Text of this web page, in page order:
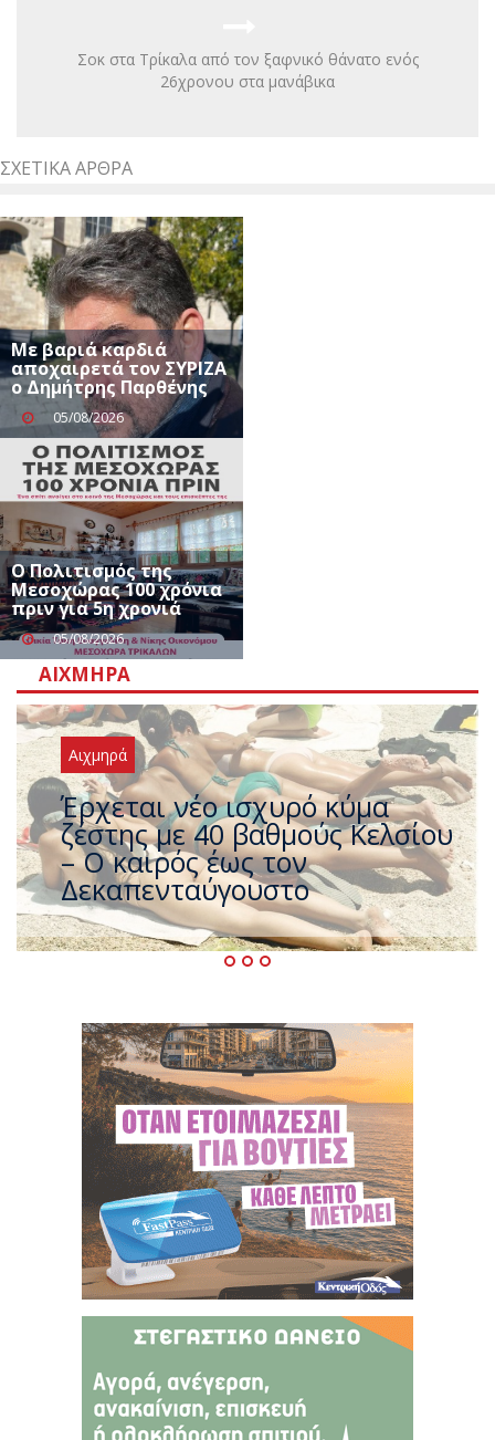
Σοκ στα Τρίκαλα από τον ξαφνικό θάνατο ενός
26χρονου στα μανάβικα
ΣΧΕΤΙΚΆ ΆΡΘΡΑ
Με βαριά καρδιά
αποχαιρετά τον ΣΥΡΙΖΑ
ο Δημήτρης Παρθένης
05/08/2026
Ο Πολιτισμός της
Μεσοχώρας 100 χρόνια
πριν για 5η χρονιά
05/08/2026
ΑΙΧΜΗΡΆ
Αιχμηρά
Άφαντος ο Τσίπρας… την ώρα
που η χώρα καίγεται